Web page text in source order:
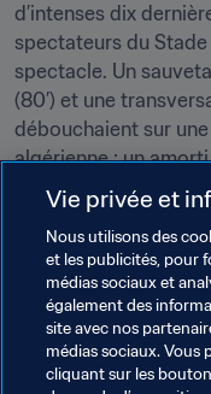
d’intenses dix
spectateurs du
spectacle. Un
(80’) et une
débouchaient sur
algérienne : un
plat du pied signé
Oussama Darfalou
tête, à la 88ème
lever les bras pour
l’Algérie ce 7 août
Centraméricains
de confiance.
Vie privée et
Nous utilisons des
et les publicités, pour
médias sociaux et
également des
site avec nos
médias sociaux. Vous
cliquant sur les